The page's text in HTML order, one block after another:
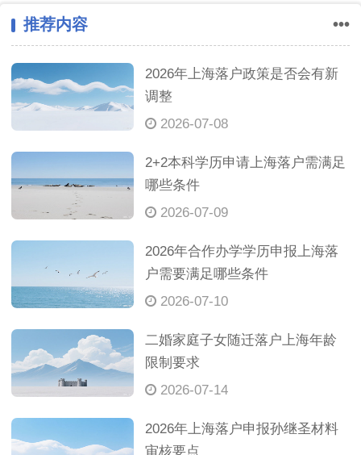
推荐内容 •••
2026年上海落户政策是否会有新
调整
2026-07-08
2+2本科学历申请上海落户需满足
哪些条件
2026-07-09
2026年合作办学学历申报上海落
户需要满足哪些条件
2026-07-10
二婚家庭子女随迁落户上海年龄
限制要求
2026-07-14
2026年上海落户申报孙继圣材料
审核要点